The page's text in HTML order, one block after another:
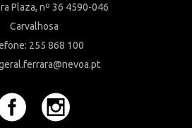
Plaza, nº 36 4590-046
Carvalhosa
255 868 100